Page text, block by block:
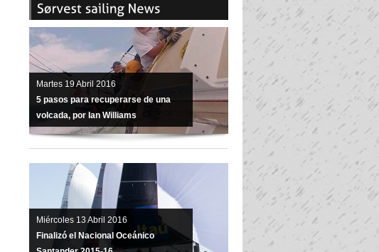
Martes 19 Abril 2016
5 pasos para recuperarse de una
volcada, por Ian Williams
Miércoles 13 Abril 2016
Finalizó el Nacional Oceánico